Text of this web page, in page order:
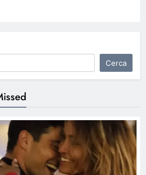
si sono lasciati? La verità
Amici, la coppia è scoppiata: la
rivelazione
AMICI DI MARIA DE FILIPPI ULTIME NEWS
Cerca